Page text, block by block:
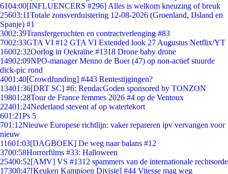
6104:00[INFLUENCERS #296] Alles is welkom kneuzing of breuk
25603:11Totale zonsverduistering 12-08-2026 (Groenland, IJsland en
Spanje) #1
3002:39Transfergeruchten en contractverlenging #83
7002:33GTA VI #12 GTA VI Extended look 27 Augustus Netflix/YT
16002:32Oorlog in Oekraïne #1318 Drone baby drone
14902:09NPO-manager Menno de Boer (47) op non-actief stuurde
dick-pic rond
4001:40[Crowdfunding] #443 Rentestijgingen?
13401:36[DRT SC] #6: RendacGoden sponsored by TONZON
19801:28Tour de France femmes 2026 #4 op de Ventoux
22401:24Nederland stevent af op watertekort
601:21Ps 5
701:12Nieuwe Europese richtlijn: vaker repareren ipv vervangen voor
nieuw
11601:03[DAGBOEK] De weg naar balans #12
3700:58Horrorfilms #33: Halloween
25400:52[AMV] VS #1312 spammers van de internationale rechtsorde
17300:47[Keuken Kampioen Divisie] #44 Vitesse mag weg